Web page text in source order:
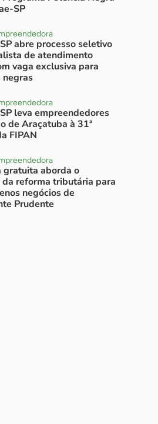
SP
abre processo seletivo
de atendimento
vaga exclusiva para
negras
leva empreendedores
de Araçatuba à 31ª
FIPAN
gratuita aborda o
reforma tributária para
negócios de
Prudente